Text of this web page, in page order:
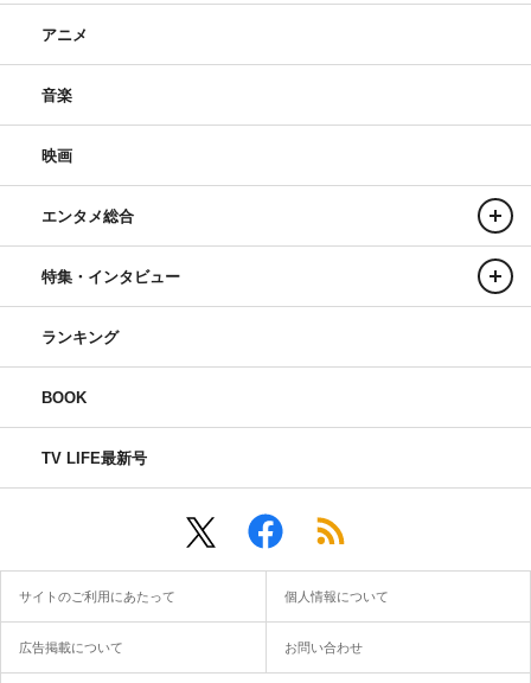
アニメ
音楽
映画
エンタメ総合
特集・インタビュー
ランキング
BOOK
TV LIFE最新号
サイトのご利用にあたって 個人情報について
広告掲載について お問い合わせ